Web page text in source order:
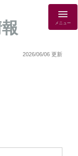
メニュー
2026/06/06 更新